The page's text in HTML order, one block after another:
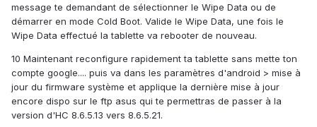
message te demandant de sélectionner le Wipe Data ou de
démarrer en mode Cold Boot. Valide le Wipe Data, une fois le
Wipe Data effectué la tablette va rebooter de nouveau.
10 Maintenant reconfigure rapidement ta tablette sans mette ton
compte google.... puis va dans les paramètres d'android > mise à
jour du firmware système et applique la dernière mise à jour
encore dispo sur le ftp asus qui te permettras de passer à la
version d'HC 8.6.5.13 vers 8.6.5.21.